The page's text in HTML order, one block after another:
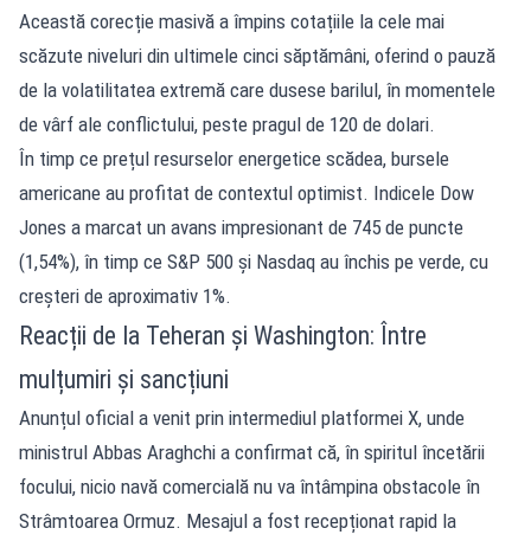
Această corecție masivă a împins cotațiile la cele mai
scăzute niveluri din ultimele cinci săptămâni, oferind o pauză
de la volatilitatea extremă care dusese barilul, în momentele
de vârf ale conflictului, peste pragul de 120 de dolari.
În timp ce prețul resurselor energetice scădea, bursele
americane au profitat de contextul optimist. Indicele Dow
Jones a marcat un avans impresionant de 745 de puncte
(1,54%), în timp ce S&P 500 și Nasdaq au închis pe verde, cu
creșteri de aproximativ 1%.
Reacții de la Teheran și Washington: Între
mulțumiri și sancțiuni
Anunțul oficial a venit prin intermediul platformei X, unde
ministrul Abbas Araghchi a confirmat că, în spiritul încetării
focului, nicio navă comercială nu va întâmpina obstacole în
Strâmtoarea Ormuz. Mesajul a fost recepționat rapid la